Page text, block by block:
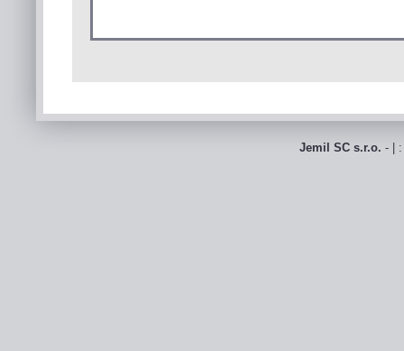
Jemil SC s.r.o. - |